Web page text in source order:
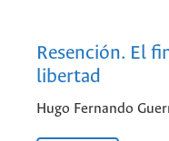
Resención. El
libertad
Hugo Fernando